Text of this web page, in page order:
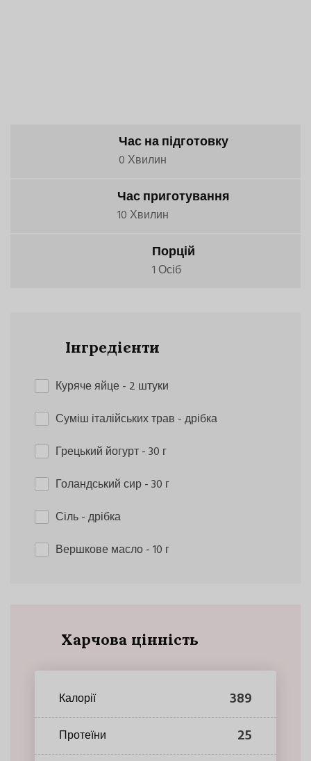
Час на підготовку
0 Хвилин
Час приготування
10 Хвилин
Порцій
1 Осіб
Інгредієнти
Куряче яйце- 2 штуки
Суміш італійських трав - дрібка
Грецький йогурт- 30 г
Голандський сир- 30 г
Сіль- дрібка
Вершкове масло- 10 г
Харчова цінність
Калорії 389
Протеїни 25